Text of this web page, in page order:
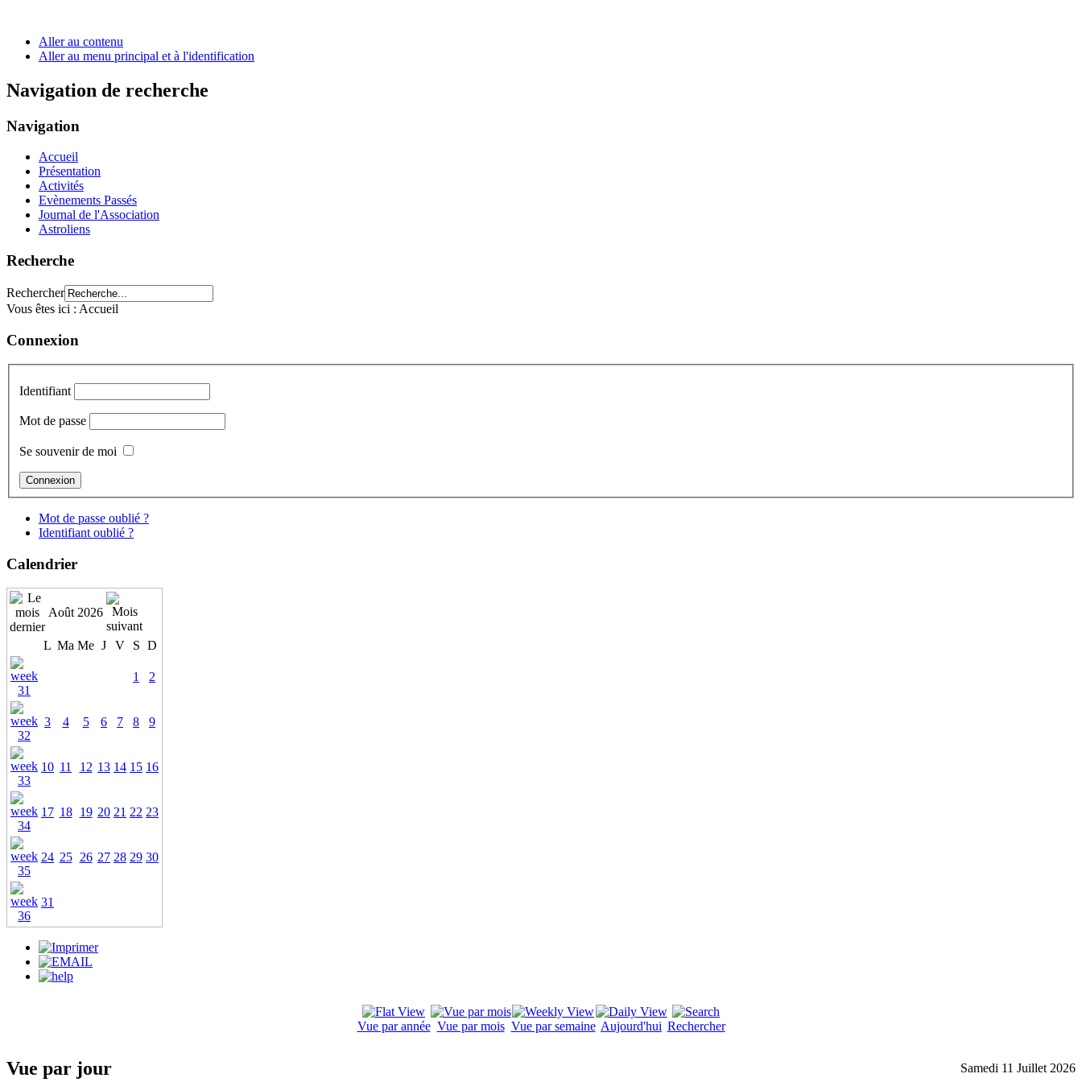
Aller au contenu
Aller au menu principal et à l'identification
Navigation de recherche
Navigation
Accueil
Présentation
Activités
Evènements Passés
Journal de l'Association
Astroliens
Recherche
Rechercher
Vous êtes ici : Accueil
Connexion
Identifiant
Mot de passe
Se souvenir de moi
Mot de passe oublié ?
Identifiant oublié ?
Calendrier
Août 2026
L Ma Me J V S D
1 2
3 4 5 6 7 8 9
10 11 12 13 14 15 16
17 18 19 20 21 22 23
24 25 26 27 28 29 30
31
Vue par année Vue par mois Vue par semaine Aujourd'hui Rechercher
Vue par jour Samedi 11 Juillet 2026